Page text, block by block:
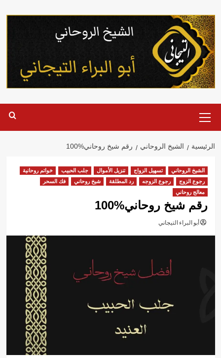
إلى
المحتوى
الرئيسية
الرئيسية الشيخ الروحاني رقم شيخ روحاني%100
الشيخ الروحاني تسهيل الزواج تنزيل الأموال جلب الحبيب
خواتم روحانية
رجوع الزوج
رجوع الزوجه رد المطلقة شيخ روحاني
فك السحر
معالج روحاني
رقم شيخ روحاني%100
أبو البراء التيجاني